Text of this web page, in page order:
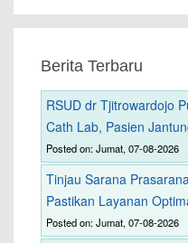
Berita Terbaru
RSUD dr Tjitrowardojo
Cath Lab, Pasien
Posted on: Jumat, 07-08-2026
Tinjau Sarana
Pastikan Layanan
Posted on: Jumat, 07-08-2026